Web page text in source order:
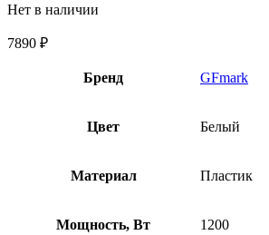
Нет в наличии
7890 ₽
Бренд GFmark
Цвет Белый
Материал Пластик
Мощность, Вт 1200